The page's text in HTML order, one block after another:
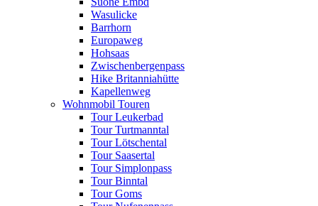
Wasulicke
Barrhorn
Europaweg
Hohsaas
Zwischenbergenpass
Hike Britanniahütte
Kapellenweg
Wohnmobil Touren
Tour Leukerbad
Tour Turtmanntal
Tour Lötschental
Tour Saasertal
Tour Simplonpass
Tour Binntal
Tour Goms